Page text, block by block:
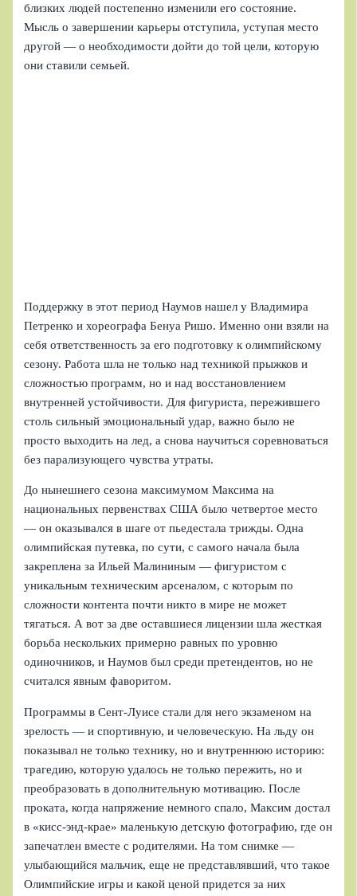
близких людей постепенно изменили его состояние.
Мысль о завершении карьеры отступила, уступая место
другой — о необходимости дойти до той цели, которую
они ставили семьей.
Поддержку в этот период Наумов нашел у Владимира
Петренко и хореографа Бенуа Ришо. Именно они взяли на
себя ответственность за его подготовку к олимпийскому
сезону. Работа шла не только над техникой прыжков и
сложностью программ, но и над восстановлением
внутренней устойчивости. Для фигуриста, пережившего
столь сильный эмоциональный удар, важно было не
просто выходить на лед, а снова научиться соревноваться
без парализующего чувства утраты.
До нынешнего сезона максимумом Максима на
национальных первенствах США было четвертое место
— он оказывался в шаге от пьедестала трижды. Одна
олимпийская путевка, по сути, с самого начала была
закреплена за Ильей Малининым — фигуристом с
уникальным техническим арсеналом, с которым по
сложности контента почти никто в мире не может
тягаться. А вот за две оставшиеся лицензии шла жесткая
борьба нескольких примерно равных по уровню
одиночников, и Наумов был среди претендентов, но не
считался явным фаворитом.
Программы в Сент‑Луисе стали для него экзаменом на
зрелость — и спортивную, и человеческую. На льду он
показывал не только технику, но и внутреннюю историю:
трагедию, которую удалось не только пережить, но и
преобразовать в дополнительную мотивацию. После
проката, когда напряжение немного спало, Максим достал
в «кисс‑энд‑крае» маленькую детскую фотографию, где он
запечатлен вместе с родителями. На том снимке —
улыбающийся мальчик, еще не представлявший, что такое
Олимпийские игры и какой ценой придется за них